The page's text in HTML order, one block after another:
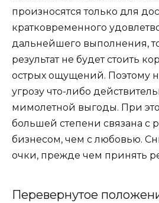
произносятся только для
кратковременного
дальнейшего выполнения,
результат не будет стоить
острых ощущений. Поэтому
угрозу что-либо
мимолетной выгоды. При
большей степени связана с
бизнесом, чем с любовью.
очки, прежде чем принять
Перевернутое